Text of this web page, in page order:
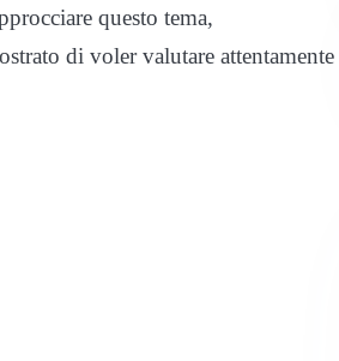
questo tema,
di voler valutare attentamente